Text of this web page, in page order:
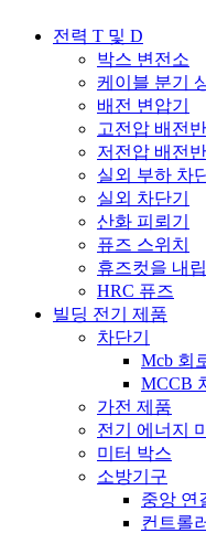
전력 T 및 D
박스 변전소
케이블 분기
배전 변압기
고전압 배전반
저전압 배전반
실외 부하 차
실외 차단기
산화 피뢰기
퓨즈 스위치
휴즈컷을 내
HRC 퓨즈
빌딩 전기 제품
차단기
Mcb 회
MCCB
가전 ​​제품
전기 에너지
미터 박스
소방기구
중앙 연
컨트롤